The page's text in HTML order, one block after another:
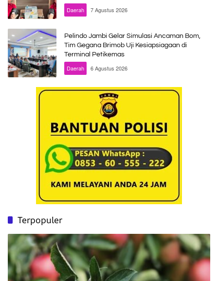
Daerah 7 Agustus 2026
Pelindo Jambi Gelar Simulasi Ancaman Bom,
Tim Gegana Brimob Uji Kesiapsiagaan di
Terminal Petikemas
Daerah 6 Agustus 2026
Terpopuler